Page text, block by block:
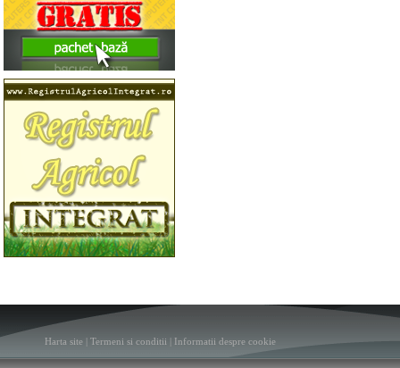
Harta site | Termeni si conditii | Informatii despre cookie